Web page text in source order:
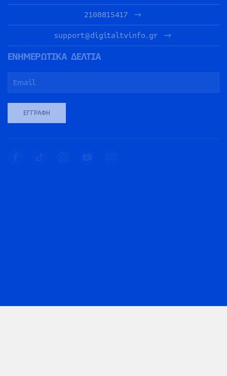
2108815417
support@digitaltvinfo.gr
ΕΝΗΜΕΡΩΤΙΚΑ ΔΕΛΤΙΑ
ΕΓΓΡΑΦΉ